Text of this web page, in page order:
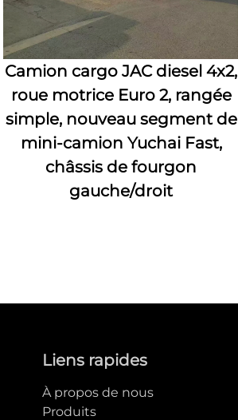
Camion cargo JAC diesel 4x2,
roue motrice Euro 2, rangée
simple, nouveau segment de
mini-camion Yuchai Fast,
châssis de fourgon
gauche/droit
Liens rapides
À propos de nous
Produits